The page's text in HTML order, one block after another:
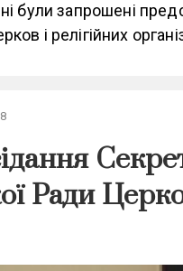
були запрошені
і релігійних
Ради